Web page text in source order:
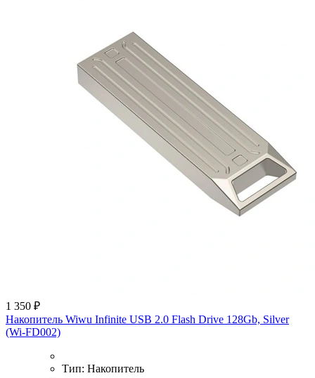
1 350 ₽
Накопитель Wiwu Infinite USB 2.0 Flash Drive 128Gb, Silver
(Wi-FD002)
Тип: Накопитель